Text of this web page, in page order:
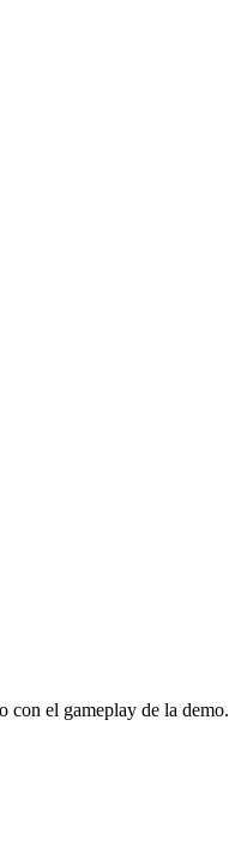
con el gameplay de la demo.